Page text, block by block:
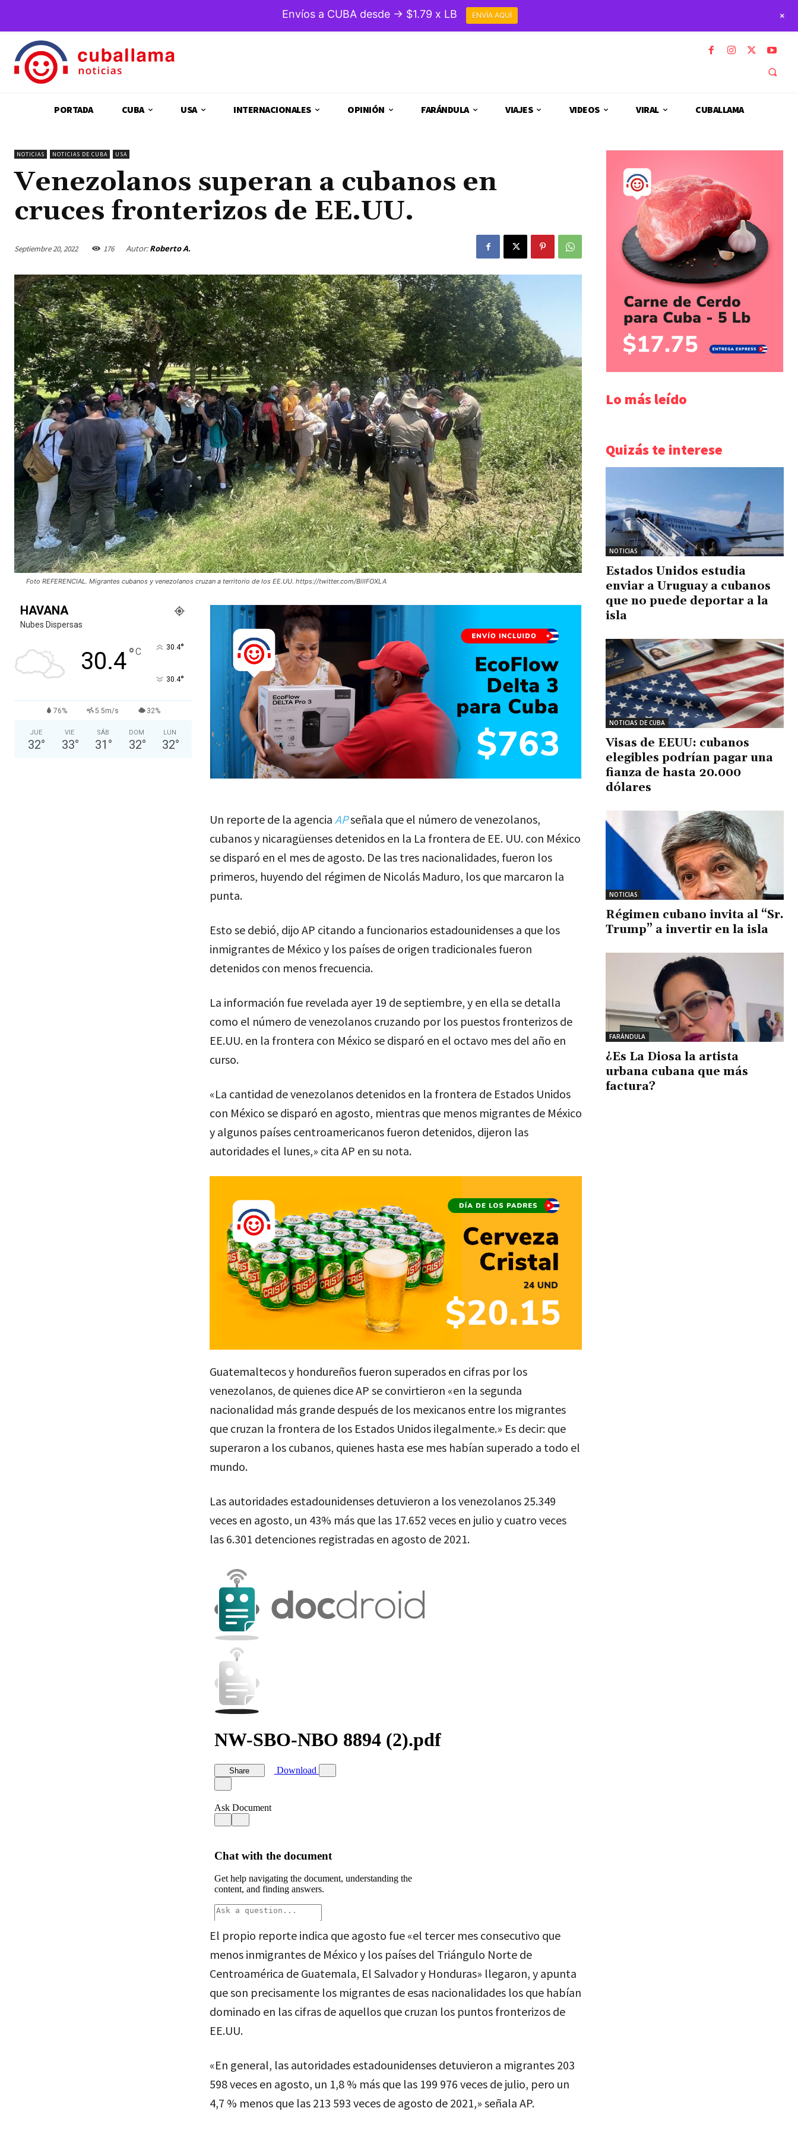
PORTADA CUBA USA INTERNACIONALES OPINIÓN FARÁNDULA VIAJES VIDEOS VIRAL CUBALLAMA
NOTICIAS NOTICIAS DE CUBA USA
Venezolanos superan a cubanos en
cruces fronterizos de EE.UU.
Septiembre 20, 2022 176 Autor: Roberto A.
Foto REFERENCIAL. Migrantes cubanos y venezolanos cruzan a territorio de los EE.UU. https://twitter.com/BillFOXLA
HAVANA
Nubes Dispersas
30.4°C 30.4°
30.4°
76% 5.5m/s 32%
JUE
32°
VIE
33°
SÁB
31 °
DOM
32°
LUN
32°
Un reporte de la agencia APseñala que el número de venezolanos,
cubanos y nicaragüenses detenidos en la La frontera de EE. UU. con México
se disparó en el mes de agosto. De las tres nacionalidades, fueron los
primeros, huyendo del régimen de Nicolás Maduro, los que marcaron la
punta.
Esto se debió, dijo AP citando a funcionarios estadounidenses a que los
inmigrantes de México y los países de origen tradicionales fueron
detenidos con menos frecuencia.
La información fue revelada ayer 19 de septiembre, y en ella se detalla
como el número de venezolanos cruzando por los puestos fronterizos de
EE.UU. en la frontera con México se disparó en el octavo mes del año en
curso.
«La cantidad de venezolanos detenidos en la frontera de Estados Unidos
con México se disparó en agosto, mientras que menos migrantes de México
y algunos países centroamericanos fueron detenidos, dijeron las
autoridades el lunes,» cita AP en su nota.
Guatemaltecos y hondureños fueron superados en cifras por los
venezolanos, de quienes dice AP se convirtieron «en la segunda
nacionalidad más grande después de los mexicanos entre los migrantes
que cruzan la frontera de los Estados Unidos ilegalmente.» Es decir: que
superaron a los cubanos, quienes hasta ese mes habían superado a todo el
mundo.
Las autoridades estadounidenses detuvieron a los venezolanos 25.349
veces en agosto, un 43% más que las 17.652 veces en julio y cuatro veces
las 6.301 detenciones registradas en agosto de 2021.
El propio reporte indica que agosto fue «el tercer mes consecutivo que
menos inmigrantes de México y los países del Triángulo Norte de
Centroamérica de Guatemala, El Salvador y Honduras» llegaron, y apunta
que son precisamente los migrantes de esas nacionalidades los que habían
dominado en las cifras de aquellos que cruzan los puntos fronterizos de
EE.UU.
«En general, las autoridades estadounidenses detuvieron a migrantes 203
598 veces en agosto, un 1,8 % más que las 199 976 veces de julio, pero un
4,7 % menos que las 213 593 veces de agosto de 2021,» señala AP.
Lo más leído
Quizás te interese
NOTICIAS
Estados Unidos estudia
enviar a Uruguay a cubanos
que no puede deportar a la
isla
NOTICIAS DE CUBA
Visas de EEUU: cubanos
elegibles podrían pagar una
fianza de hasta 20.000
dólares
NOTICIAS
Régimen cubano invita al “Sr.
Trump” a invertir en la isla
FARÁNDULA
¿Es La Diosa la artista
urbana cubana que más
factura?
Envíos a CUBA desde → $1.79 x LB ENVÍA AQUÍ +